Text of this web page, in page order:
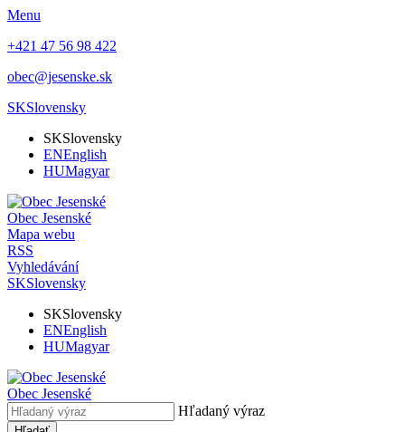
Menu
+421 47 56 98 422
obec@jesenske.sk
SKSlovensky
SKSlovensky
ENEnglish
HUMagyar
Obec Jesenské
Mapa webu
RSS
Vyhledávání
SKSlovensky
SKSlovensky
ENEnglish
HUMagyar
Obec Jesenské
Hľadaný výraz